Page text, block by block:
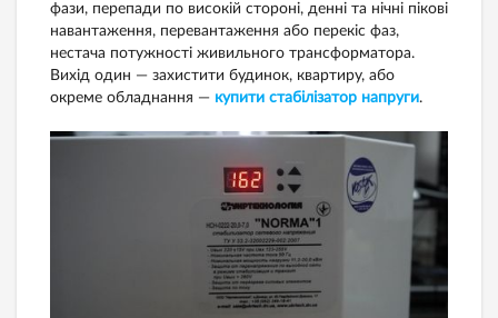
фази, перепади по високій стороні, денні та нічні пікові
навантаження, перевантаження або перекіс фаз,
нестача потужності живильного трансформатора.
Вихід один — захистити будинок, квартиру, або
окреме обладнання — купити стабілізатор напруги.